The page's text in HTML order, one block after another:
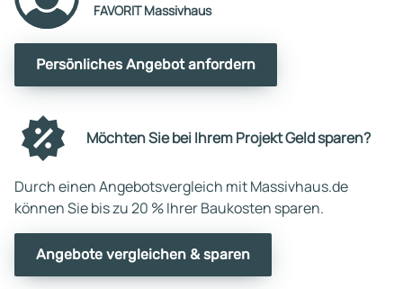
FAVORIT Massivhaus
Persönliches Angebot anfordern
Möchten Sie bei Ihrem Projekt Geld sparen?
Durch einen Angebotsvergleich mit Massivhaus.de
können Sie bis zu 20 % Ihrer Baukosten sparen.
Angebote vergleichen & sparen